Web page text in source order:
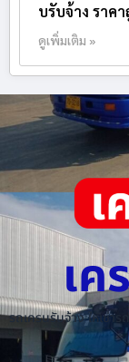
บรับจ้าง ราคา
ดูเพิ่มเติม »
เค
รถเครนรับจ้าง ให้เช่า